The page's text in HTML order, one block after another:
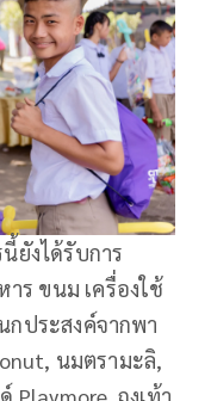
ยังได้รับการ
ร ขนม เครื่องใช้
กประสงค์จากพา
นมตรามะลิ,
ถุงเท้า